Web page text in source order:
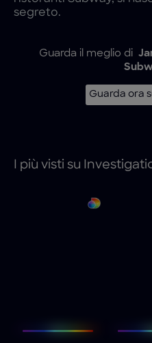
segreto.
Guarda il meglio di
Guarda ora
I più visti su